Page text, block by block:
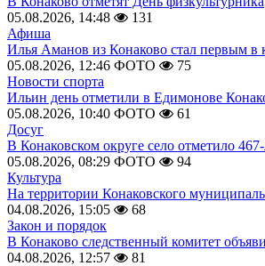
05.08.2026, 14:48
131
Афиша
Илья Аманов из Конаково стал первым в
05.08.2026, 12:46 ФОТО
75
Новости спорта
Ильин день отметили в Едимонове
05.08.2026, 10:40 ФОТО
61
Досуг
В Конаковском округе село отметило
05.08.2026, 08:29 ФОТО
94
Культура
На территории Конаковского
04.08.2026, 15:05
68
Закон и порядок
В Конаково следственный комитет
04.08.2026, 12:57
81